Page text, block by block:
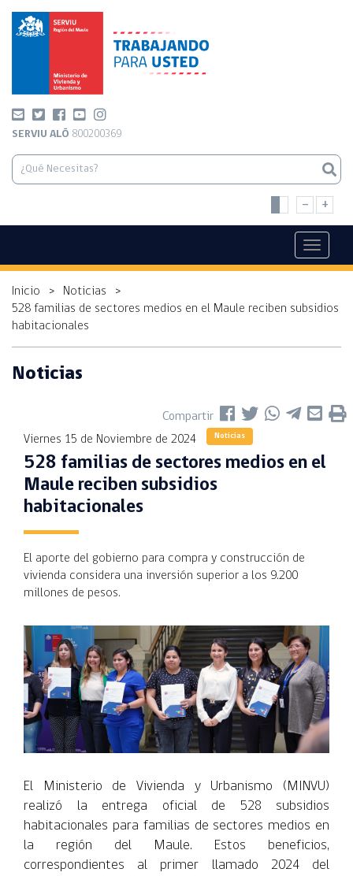
SERVIU ALÓ 800200369
- +
Toggle
Inicio > Noticias
>
528 familias de sectores medios en el Maule reciben subsidios
habitacionales
Noticias
Compartir
Viernes 15 de Noviembre de 2024
Noticias
528 familias de sectores medios en el
Maule reciben subsidios
habitacionales
El aporte del gobierno para compra y construcción de
vivienda considera una inversión superior a los 9.200
millones de pesos.
El Ministerio de Vivienda y Urbanismo (MINVU)
realizó la entrega oficial de 528 subsidios
habitacionales para familias de sectores medios en
la región del Maule. Estos beneficios,
correspondientes al primer llamado 2024 del